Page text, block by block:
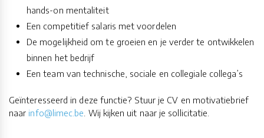
hands-on mentaliteit
Een competitief salaris met voordelen
De mogelijkheid om te groeien en je verder te ontwikkelen
binnen het bedrijf
Een team van technische, sociale en collegiale collega’s
Geïnteresseerd in deze functie? Stuur je CV en motivatiebrief
naar info@limec.be . Wij kijken uit naar je sollicitatie.